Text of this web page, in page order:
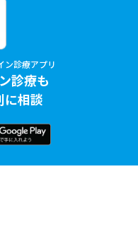
ン診療アプリ
診療も
に相談